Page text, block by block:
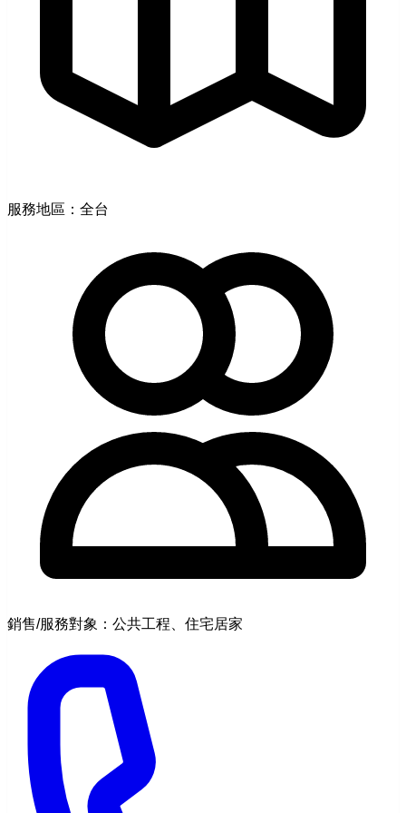
服務地區：全台
銷售/服務對象：公共工程、住宅居家